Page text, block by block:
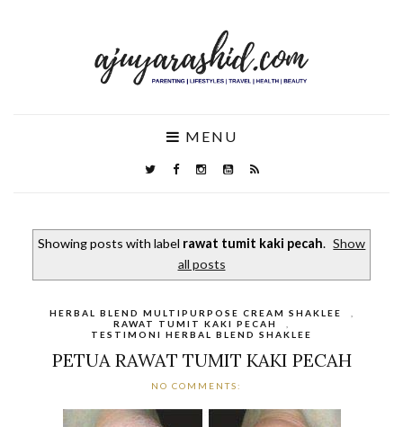
MENU
Showing posts with label rawat tumit kaki pecah. Show
all posts
HERBAL BLEND MULTIPURPOSE CREAM SHAKLEE
RAWAT TUMIT KAKI PECAH
TESTIMONI HERBAL BLEND SHAKLEE
PETUA RAWAT TUMIT KAKI PECAH
NO COMMENTS: